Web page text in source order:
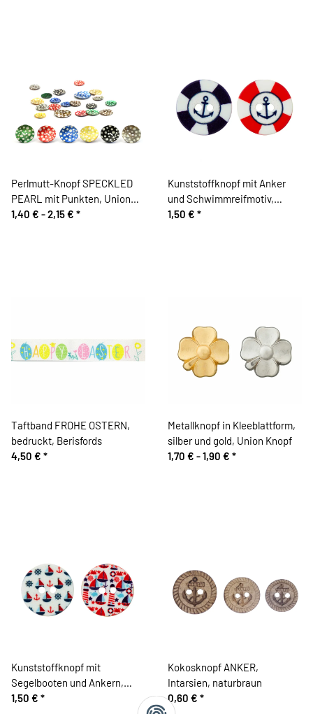
Perlmutt-Knopf SPECKLED
PEARL mit Punkten, Union
Knopf
1,40 € -2,15 € *
Kunststoffknopf mit Anker
und Schwimmreifmotiv,
Union Knopf
1,50 € *
Taftband FROHE OSTERN,
bedruckt, Berisfords
4,50 € *
Metallknopf in Kleeblattform,
silber und gold, Union Knopf
1,70 € -1,90 € *
Kunststoffknopf mit
Segelbooten und Ankern,
Union Knopf
1,50 € *
Kokosknopf ANKER,
Intarsien, naturbraun
0,60 € *